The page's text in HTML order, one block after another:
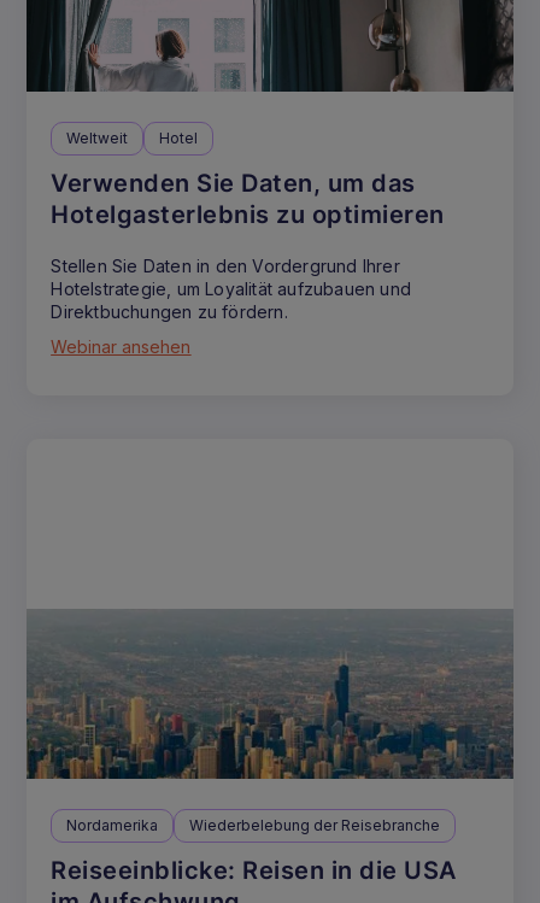
Weltweit Hotel
Verwenden Sie Daten, um das
Hotelgasterlebnis zu optimieren
Stellen Sie Daten in den Vordergrund Ihrer
Hotelstrategie, um Loyalität aufzubauen und
Direktbuchungen zu fördern.
Webinar ansehen
Nordamerika Wiederbelebung der Reisebranche
Reiseeinblicke: Reisen in die USA